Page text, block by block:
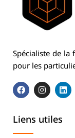
Spécialiste de la
pour les
Liens utiles